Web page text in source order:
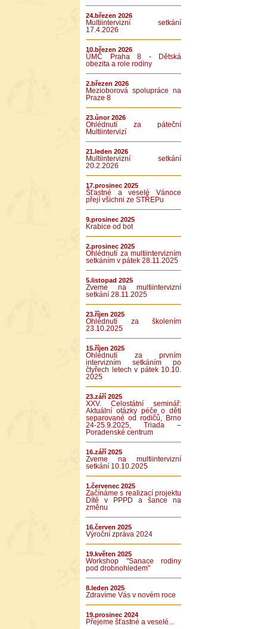
24.březen 2026
Multiintervizní setkání
17.4.2026
10.březen 2026
ÚMČ Praha 8 - Dětská
obezita a role rodiny
2.březen 2026
Mezioborová spolupráce na
Praze 8
23.únor 2026
Ohlédnutí za páteční
Multiintervizí
21.leden 2026
Multiintervizní setkání
20.2.2026
17.prosinec 2025
Šťastné a veselé Vánoce
přejí všichni ze STŘEPu
9.prosinec 2025
Krabice od bot
2.prosinec 2025
Ohlédnutí za multiintervizním
setkáním v pátek 28.11.2025
5.listopad 2025
Zveme na multiintervizní
setkání 28.11.2025
23.říjen 2025
Ohlédnutí za školením
23.10.2025
15.říjen 2025
Ohlédnutí za prvním
intervizním setkáním po
čtyřech letech v pátek 10.10.
2025
23.září 2025
XXV. Celostátní seminář:
Aktuální otázky péče o děti
separované od rodičů, Brno
24-25.9.2025, Triada –
Poradenské centrum
16.září 2025
Zveme na multiintervizní
setkání 10.10.2025
1.červenec 2025
Začínáme s realizací projektu
Dítě v PPPD a šance na
změnu
16.červen 2025
Výroční zpráva 2024
19.květen 2025
Workshop "Sanace rodiny
pod drobnohledem"
8.leden 2025
Zdravíme Vás v novém roce
19.prosinec 2024
Přejeme šťastné a veselé...